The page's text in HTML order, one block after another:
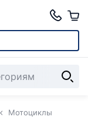
Мотоциклы